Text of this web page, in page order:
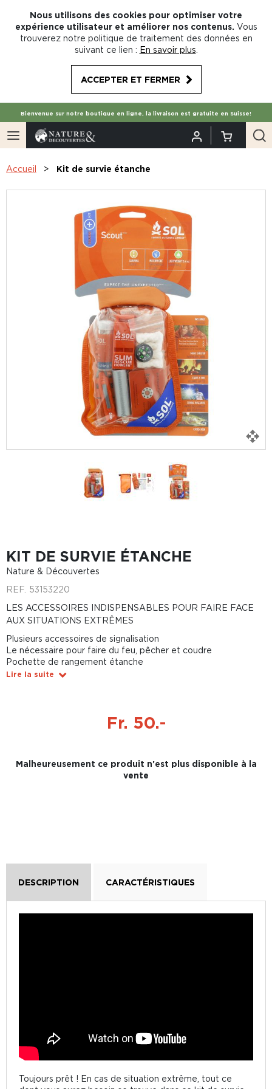
Nous utilisons des cookies pour optimiser votre
expérience utilisateur et améliorer nos contenus. Vous
trouverez notre politique de traitement des données en
suivant ce lien : En savoir plus
ACCEPTER ET FERMER
Bienvenue sur notre boutique en ligne, la livraison est gratuite en Suisse!
Accueil Kit de survie étanche
KIT DE SURVIE ÉTANCHE
Nature & Découvertes
REF. 53153220
LES ACCESSOIRES INDISPENSABLES POUR FAIRE FACE
AUX SITUATIONS EXTRÊMES
Plusieurs accessoires de signalisation
Le nécessaire pour faire du feu, pêcher et coudre
Pochette de rangement étanche
Lire la suite
Fr. 50.-
Malheureusement ce produit n'est plus disponible à la
vente
DESCRIPTION CARACTÉRISTIQUES
Toujours prêt ! En cas de situation extrême, tout ce